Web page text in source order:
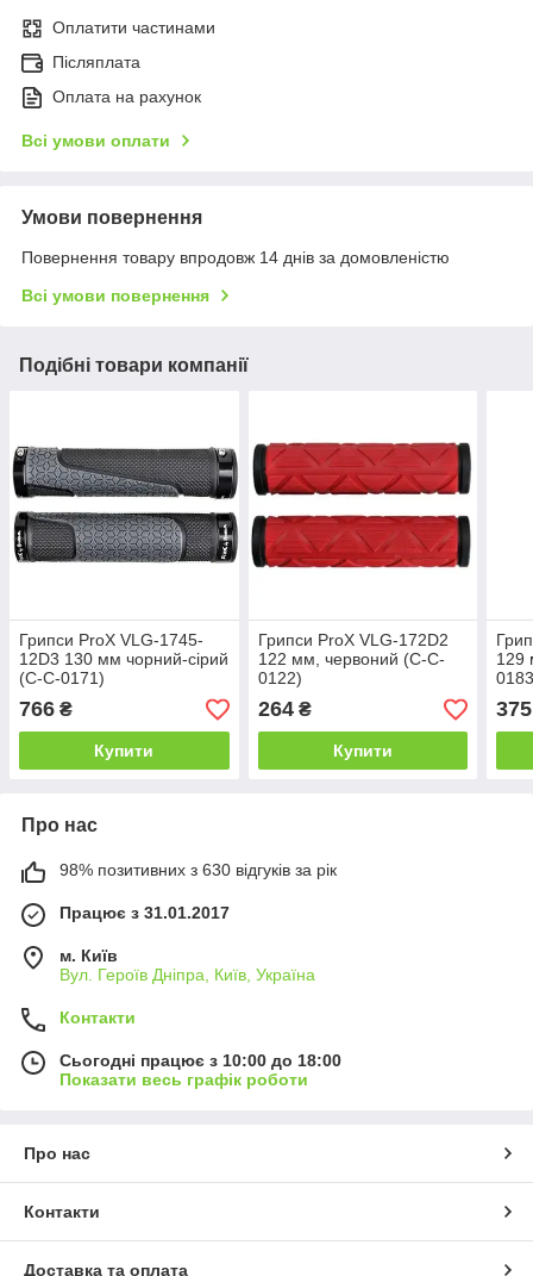
Оплатити частинами
Післяплата
Оплата на рахунок
Всі умови оплати
Умови повернення
Повернення товару впродовж 14 днів за домовленістю
Всі умови повернення
Подібні товари компанії
Грипси ProX VLG-1745-
12D3 130 мм чорний-сірий
(C-C-0171)
766 ₴
Купити
Грипси ProX VLG-172D2
122 мм, червоний (C-C-
0122)
264₴
Купити
129
375
Про нас
98% позитивних з 630 відгуків за рік
Працює з 31.01.2017
м. Київ
Вул. Героїв Дніпра, Київ, Україна
Контакти
Сьогодні працює з 10:00 до 18:00
Показати весь графік роботи
Про нас
Контакти
Доставка та оплата